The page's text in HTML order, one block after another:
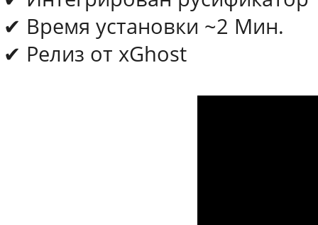
✔ Время установки ~2 Мин.
✔ Релиз от xGhost